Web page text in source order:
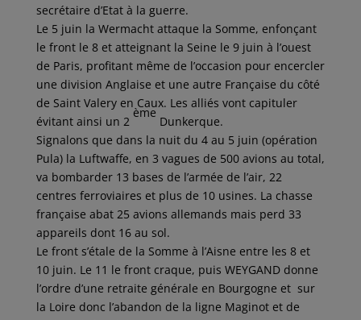
secrétaire d’Etat à la guerre.
Le 5 juin la Wermacht attaque la Somme, enfonçant
le front le 8 et atteignant la Seine le 9 juin à l’ouest
de Paris, profitant même de l’occasion pour encercler
une division Anglaise et une autre Française du côté
de Saint Valery en Caux. Les alliés vont capituler
évitant ainsi un 2
ème
Dunkerque.
Signalons que dans la nuit du 4 au 5 juin (opération
Pula) la Luftwaffe, en 3 vagues de 500 avions au total,
va bombarder 13 bases de l’armée de l’air, 22
centres ferroviaires et plus de 10 usines. La chasse
française abat 25 avions allemands mais perd 33
appareils dont 16 au sol.
Le front s’étale de la Somme à l’Aisne entre les 8 et
10 juin. Le 11 le front craque, puis WEYGAND donne
l’ordre d’une retraite générale en Bourgogne et sur
la Loire donc l’abandon de la ligne Maginot et de